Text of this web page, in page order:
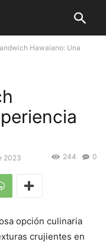
Hawaiano: Una
2023 0
244
opción culinaria
crujientes en